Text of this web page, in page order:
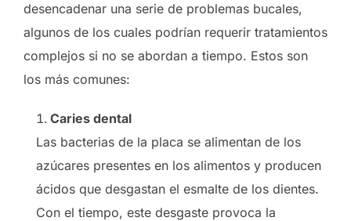
desencadenar una serie de problemas bucales,
algunos de los cuales podrían requerir tratamientos
complejos si no se abordan a tiempo. Estos son
los más comunes:
Caries dental
Las bacterias de la placa se alimentan de los
azúcares presentes en los alimentos y producen
ácidos que desgastan el esmalte de los dientes.
Con el tiempo, este desgaste provoca la